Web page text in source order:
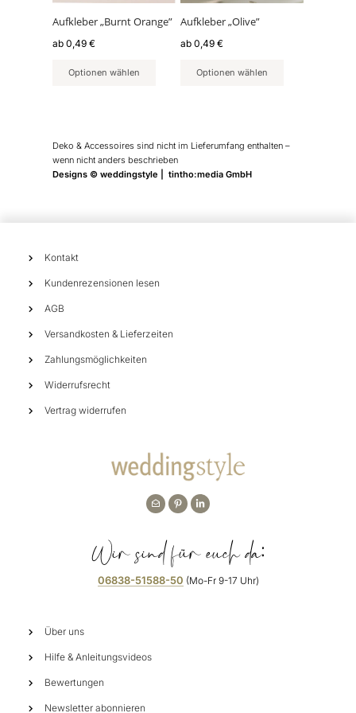
Aufkleber „Burnt Orange”
ab 0,49 €
Optionen wählen
Optionen
können
auf
Produktseite
Aufkleber „Olive”
ab0,49€
Optionen wählen
Optionen
können
auf
Produktseite
Deko & Accessoires sind nicht im Lieferumfang enthalten –
wenn nicht anders beschrieben
Designs © weddingstyle | tintho:media GmbH
Kontakt
Kundenrezensionen lesen
AGB
Versandkosten & Lieferzeiten
Zahlungsmöglichkeiten
Widerrufsrecht
Vertrag widerrufen
Wir sind für euch da:
06838-51588-50 (Mo-Fr 9-17 Uhr)
Über uns
Hilfe & Anleitungsvideos
Bewertungen
Newsletter abonnieren